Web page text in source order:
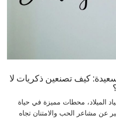
كيف تصنعين ذكريات لا
الميلاد، محطات مميزة في حياة
عن مشاعر الحب والامتنان تجاه